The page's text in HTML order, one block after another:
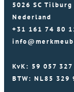
5026 SC Tilburg
Nederland
+31 161 74 80
KvK: 59 057 327
BTW: NL85 329